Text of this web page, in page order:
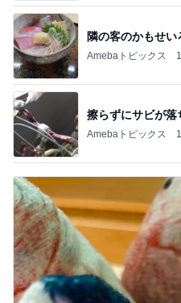
隣の客のかもせい
Amebaトピックス
擦らずにサビが落
Amebaトピックス